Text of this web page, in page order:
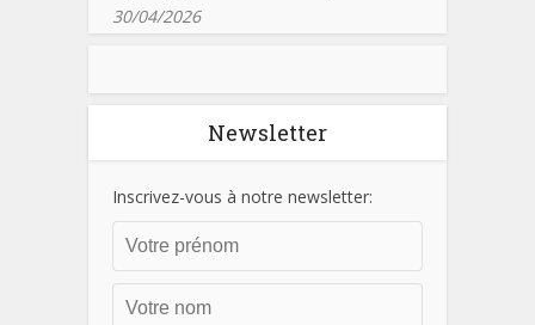
30/04/2026
Newsletter
Inscrivez-vous à notre newsletter: